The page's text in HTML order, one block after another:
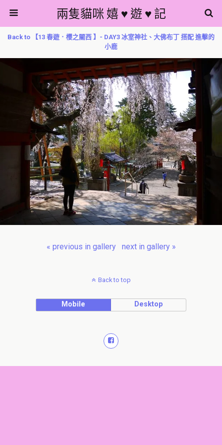
兩隻貓咪 嬉 ♥ 遊 ♥ 記
Back to 【13 春遊．櫻之關西 】- DAY3 冰室神社、大佛布丁 搭配 進擊的
小鹿
« previous in gallery next in gallery »
Back to top
Mobile Desktop